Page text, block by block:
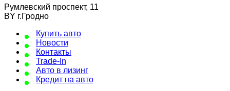
Румлевский проспект, 11
BY г.Гродно
Купить авто
Новости
Контакты
Trade-In
Авто в лизинг
Кредит на авто